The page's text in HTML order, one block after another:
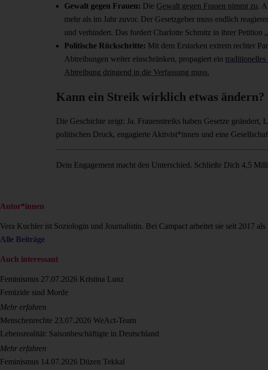
Gewalt gegen Frauen: Die Gewalt gegen Frauen nimmt zu.
mehr als im Jahr zuvor. Der Gesetzgeber muss endlich
und verhindert. Das fordert Charlotte Schmitz in ihrer Petition
Politische Rückschritte: Mit dem Erstarken extrem rechter
Abtreibungen weiter einschränken, propagiert ein
Abtreibung dringend in die Verfassung muss.
Kann ein Streik wirklich etwas ändern?
Die Geschichte zeigt: Ja. Frauenstreiks haben Gesetze
politischen Druck, engagierte Aktivist*innen und eine
Dein Engagement macht den Unterschied. Schließe Dich 4,5
Autor*innen
Vera Kuchler ist Soziologin und Journalistin. Bei Campact arbeitet sie seit 2017
Alle Beiträge
Auch interessant
Feminismus 27.07.2026 Kristina Lunz
Femizide sind Morde
Mehr erfahren
Menschenrechte 23.07.2026 WeAct-Team
Lebensrealität: Saisonbeschäftigte in Deutschland
Mehr erfahren
Feminismus 14.07.2026 Düzen Tekkal